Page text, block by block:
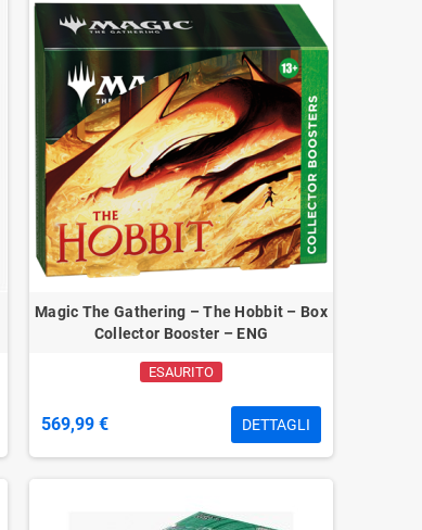
Magic The Gathering – The Hobbit – Box
Collector Booster – ENG
ESAURITO
569,99 € DETTAGLI